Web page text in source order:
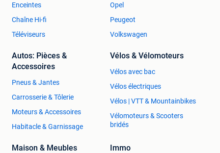
Enceintes
Chaîne Hi-fi
Téléviseurs
Opel
Peugeot
Volkswagen
Autos: Pièces &
Accessoires
Pneus & Jantes
Carrosserie & Tôlerie
Moteurs & Accessoires
Habitacle & Garnissage
Vélos & Vélomoteurs
Vélos avec bac
Vélos électriques
Vélos | VTT & Mountainbikes
Vélomoteurs & Scooters
bridés
Maison & Meubles Immo